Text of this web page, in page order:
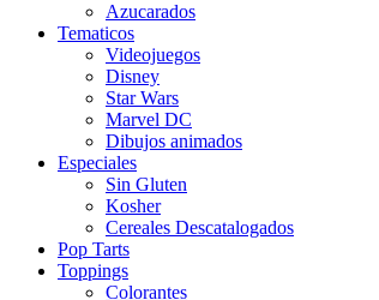
Azucarados
Tematicos
Videojuegos
Disney
Star Wars
Marvel DC
Dibujos animados
Especiales
Sin Gluten
Kosher
Cereales Descatalogados
Pop Tarts
Toppings
Colorantes